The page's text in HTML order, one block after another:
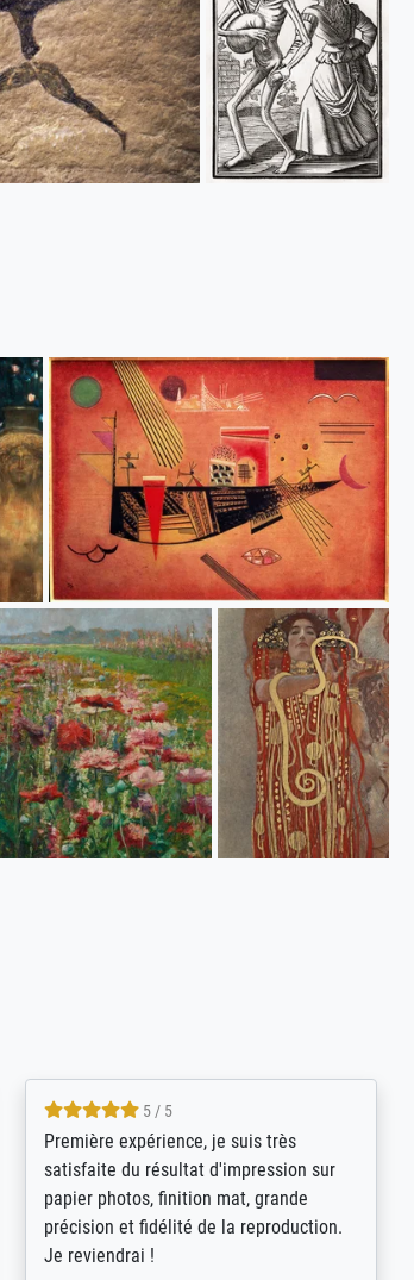
4.8 / 5
Qualité absolument irréprochable.
Extraordinaire diversité des thèmes
abordés et personnalisation des
demandes (recadrage, réajustement des
couleurs). Relation clientèle parfaite.